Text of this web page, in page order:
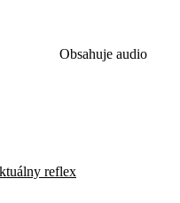
Obsahuje audio
reflex